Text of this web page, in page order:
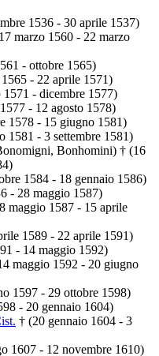
1536 - 30 aprile 1537)
marzo 1560 - 22 marzo
- ottobre 1565)
- 22 aprile 1571)
1571 - dicembre 1577)
- 12 agosto 1578)
1578 - 15 giugno 1581)
1581 - 3 settembre 1581)
Bonhomini) † (16
1584 - 18 gennaio 1586)
- 28 maggio 1587)
maggio 1587 - 15 aprile
1589 - 22 aprile 1591)
- 14 maggio 1592)
maggio 1592 - 20 giugno
1597 - 29 ottobre 1598)
- 20 gennaio 1604)
† (20 gennaio 1604 - 3
1607 - 12 novembre 1610)